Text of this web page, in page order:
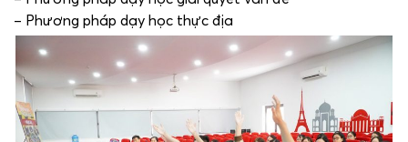
– Phương pháp dạy học thực địa